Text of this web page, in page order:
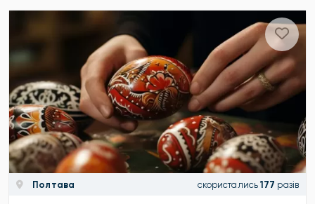
Полтава скористались 177 разів